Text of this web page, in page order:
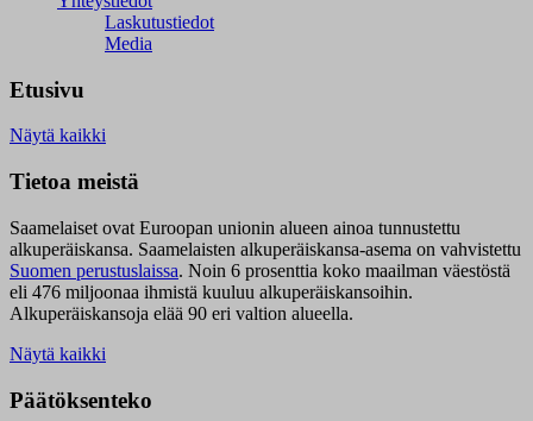
Laskutustiedot
Media
Etusivu
Näytä kaikki
Tietoa meistä
Saamelaiset ovat Euroopan unionin alueen ainoa tunnustettu
alkuperäiskansa. Saamelaisten alkuperäiskansa-asema on vahvistettu
Suomen perustuslaissa. Noin 6 prosenttia koko maailman väestöstä
eli 476 miljoonaa ihmistä kuuluu alkuperäiskansoihin.
Alkuperäiskansoja elää 90 eri valtion alueella.
Näytä kaikki
Päätöksenteko